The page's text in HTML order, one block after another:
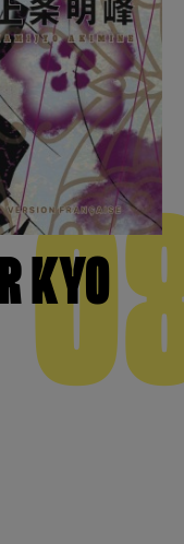
KYO
S’inscrire